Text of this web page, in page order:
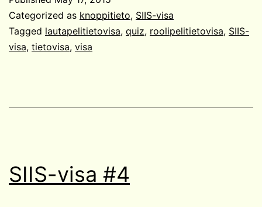
Categorized as knoppitieto, SIIS-visa
Tagged lautapelitietovisa, quiz, roolipelitietovisa, SIIS-
visa, tietovisa, visa
SIIS-visa #4